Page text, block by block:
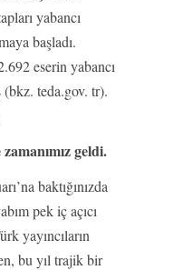
yabancı
başladı.
eserin yabancı
teda.gov. tr).
geldi.
baktığınızda
pek iç açıcı
yayıncıların
bu yıl trajik bir